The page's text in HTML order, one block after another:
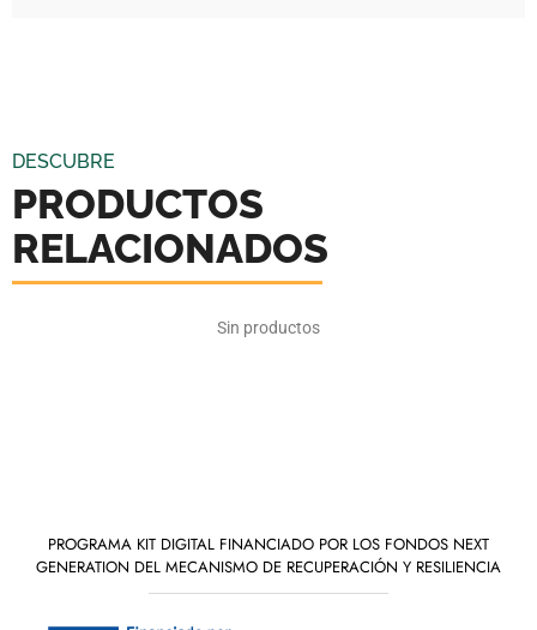
DESCUBRE
PRODUCTOS
RELACIONADOS
Sin productos
PROGRAMA KIT DIGITAL FINANCIADO POR LOS FONDOS NEXT
GENERATION DEL MECANISMO DE RECUPERACIÓN Y RESILIENCIA